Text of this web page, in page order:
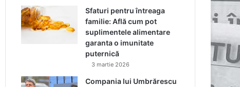
Sfaturi pentru întreaga
familie: Află cum pot
suplimentele alimentare
garanta o imunitate
puternică
3 martie 2026
Compania lui Umbrărescu